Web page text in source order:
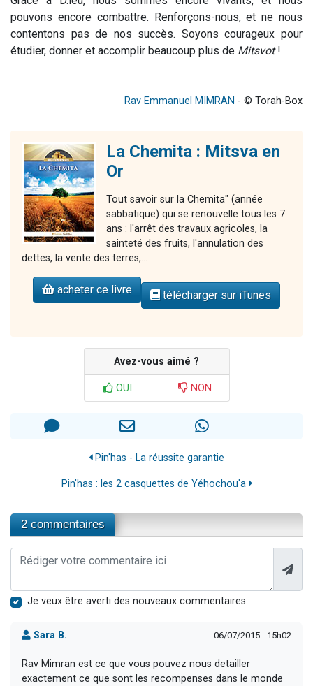
pouvons encore combattre. Renforçons-nous, et ne nous
contentons pas de nos succès. Soyons courageux pour
étudier, donner et accomplir beaucoup plus de Mitsvot!
Rav Emmanuel MIMRAN - © Torah-Box
La Chemita : Mitsva en
Or
Tout savoir sur la Chemita" (année
sabbatique) qui se renouvelle tous les 7
ans : l'arrêt des travaux agricoles, la
sainteté des fruits, l'annulation des
dettes, la vente des terres,...
acheter ce livre télécharger sur iTunes
Avez-vous aimé ?
OUI NON
Pin'has - La réussite garantie
Pin'has : les 2 casquettes de Yéhochou'a
2 commentaires
Je veux être averti des nouveaux commentaires
Sara B. 06/07/2015 - 15h02
Rav Mimran est ce que vous pouvez nous detailler
exactement ce que sont les recompenses dans le monde